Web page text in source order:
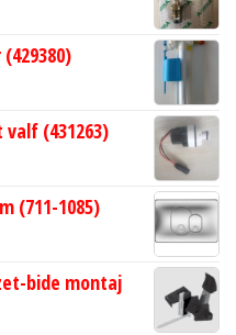
(431263)
(711-1085)
bide montaj